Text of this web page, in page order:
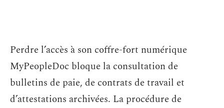
Perdre l’accès à son coffre-fort numérique
MyPeopleDoc bloque la consultation de
bulletins de paie, de contrats de travail et
d’attestations archivées. La procédure de